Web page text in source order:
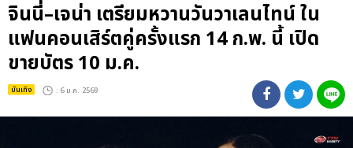
จินนี่–เจน่า เตรียมหวานวันวาเลนไทน์ ใน
แฟนคอนเสิร์ตคู่ครั้งแรก 14 ก.พ. นี้ เปิด
ขายบัตร 10 ม.ค.
บันเทิง : 6 ม.ค. 2569